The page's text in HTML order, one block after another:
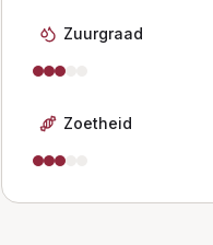
Zuurgraad
Zoetheid